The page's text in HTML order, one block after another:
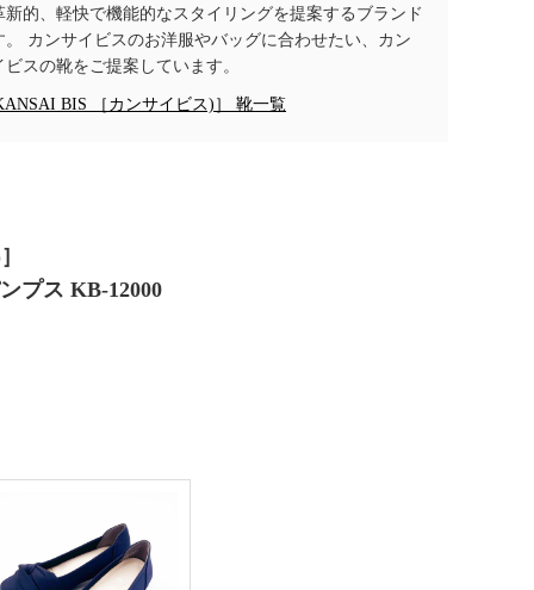
新的、軽快で機能的なスタイリングを提案するブランド
。 カンサイビスのお洋服やバッグに合わせたい、カン
ビスの靴をご提案しています。
BIS ［カンサイビス)］ 靴一覧
プス KB-12000